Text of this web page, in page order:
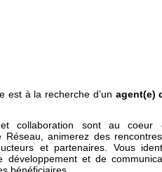
est à la recherche d’un agent(e)
et collaboration sont au
animerez des
et partenaires. Vous
développement et de